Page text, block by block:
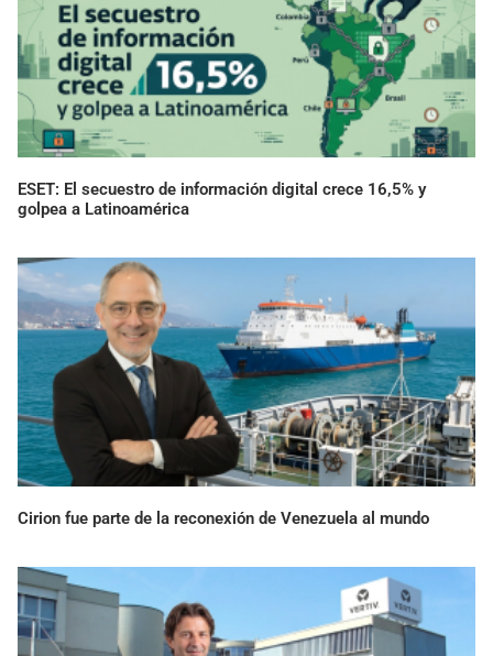
ESET: El secuestro de información digital crece 16,5% y
golpea a Latinoamérica
Cirion fue parte de la reconexión de Venezuela al mundo